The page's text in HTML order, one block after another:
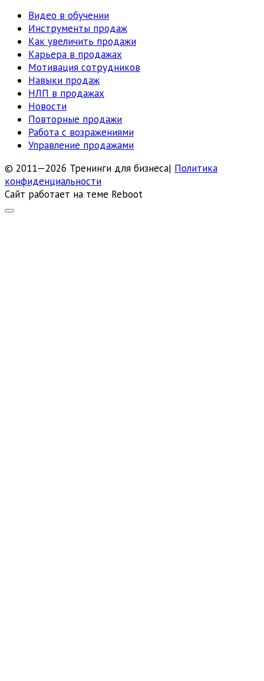
Видео в обучении
Инструменты продаж
Как увеличить продажи
Карьера в продажах
Мотивация сотрудников
Навыки продаж
НЛП в продажах
Новости
Повторные продажи
Работа с возражениями
Управление продажами
© 2011—2026 Тренинги для бизнеса| Политика
конфиденциальности
Сайт работает на теме Reboot